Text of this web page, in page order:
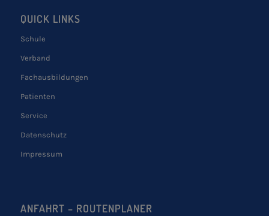
QUICK LINKS
Schule
Verband
Fachausbildungen
Patienten
Service
Datenschutz
Impressum
ANFAHRT – ROUTENPLANER